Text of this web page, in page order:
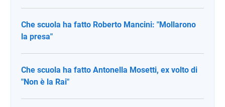
Che scuola ha fatto Roberto Mancini: "Mollarono
la presa"
Che scuola ha fatto Antonella Mosetti, ex volto di
"Non è la Rai"